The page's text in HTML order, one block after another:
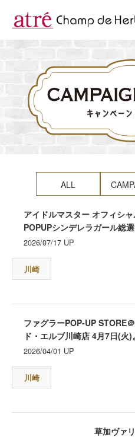
About
コンセプト
BrandList
ブランド一覧
Campaign & News
Recommend
スタッフおすすめ
Shop
Recruit
ALL
アイドルマスター オフィシ
POPUPシンデレラガール総
2026/07/17 UP
川崎
ファグラーPOP-UP STORE
ド・エルブ川崎店 4月7日(火)
2026/04/01 UP
川崎
草加ヴァ